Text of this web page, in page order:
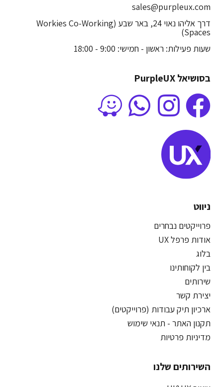
sales@purpleux.com
דרך אליהו נאוי 24, באר שבע (Workies Co-Working
Spaces)
שעות פעילות: ראשון - חמישי: 9:00 - 18:00
בסושיאל PurpleUX
ניווט
פרוייקטים נבחרים
אודות פרפל UX
בלוג
בין לקוחותינו
שירותים
יצירת קשר
ארכיון תיק עבודות (פרוייקטים)
תקנון האתר - תנאי שימוש
מדיניות פרטיות
השירותים שלנו